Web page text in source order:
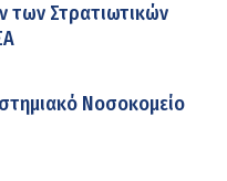
των Στρατιωτικών
Νοσοκομείο